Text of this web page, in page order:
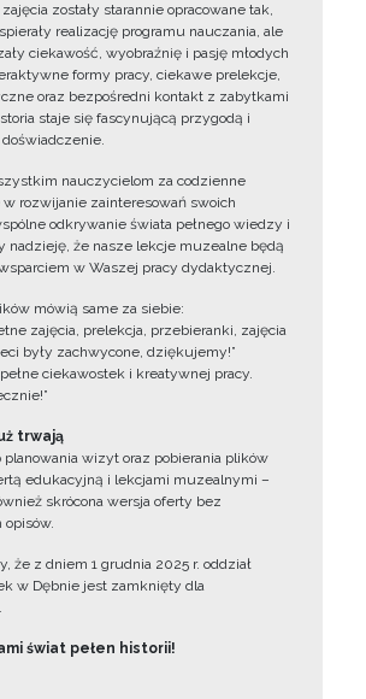
zostały starannie opracowane tak,
realizację programu nauczania, ale
ciekawość, wyobraźnię i pasję młodych
formy pracy, ciekawe prelekcje,
oraz bezpośredni kontakt z zabytkami
staje się fascynującą przygodą i
nauczycielom za codzienne
w rozwijanie zainteresowań swoich
odkrywanie świata pełnego wiedzy i
nadzieję, że nasze lekcje muzealne będą
w Waszej pracy dydaktycznej.
mówią same za siebie:
zajęcia, prelekcja, przebieranki, zajęcia
były zachwycone, dziękujemy!”
ciekawostek i kreatywnej pracy.
trwają
planowania wizyt oraz pobierania plików
edukacyjną i lekcjami muzealnymi –
skrócona wersja oferty bez
opisów.
że z dniem 1 grudnia 2025 r. oddział
w Dębnie jest zamknięty dla
świat pełen historii!